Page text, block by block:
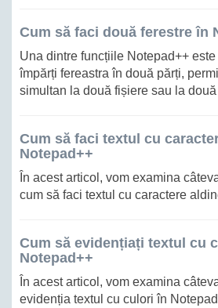
Cum să faci două ferestre în
Una dintre funcțiile Notepad++
împărți fereastra în două părți,
simultan la două fișiere sau la
Cum să faci textul cu
Notepad++
În acest articol, vom examina
cum să faci textul cu caractere
Cum să evidențiați textul cu
Notepad++
În acest articol, vom examina
evidenția textul cu culori în